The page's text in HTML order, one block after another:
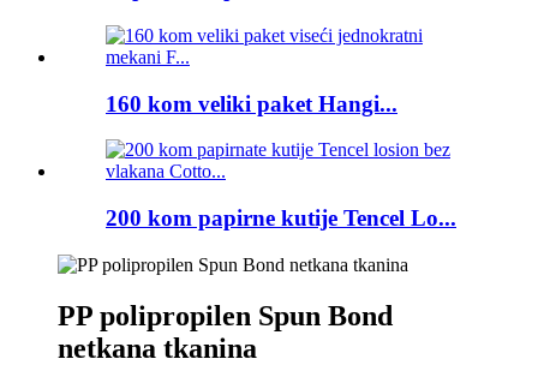
160 kom veliki paket Hangi...
200 kom papirne kutije Tencel Lo...
PP polipropilen Spun Bond
netkana tkanina